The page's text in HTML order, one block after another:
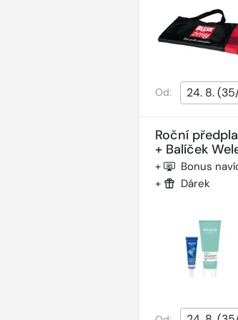
Od:
Roční
+ Balíček
+ Bonus
+
Dárek